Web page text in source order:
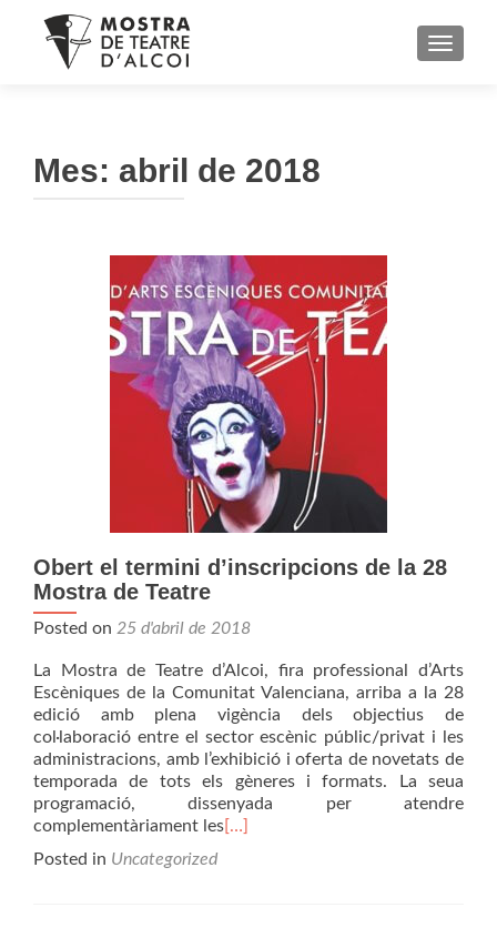
Mes: abril de 2018
Obert el termini d’inscripcions de la 28
Mostra de Teatre
Posted on 25 d'abril de 2018
La Mostra de Teatre d’Alcoi, fira professional d’Arts
Escèniques de la Comunitat Valenciana, arriba a la 28
edició amb plena vigència dels objectius de
col·laboració entre el sector escènic públic/privat i les
administracions, amb l’exhibició i oferta de novetats de
temporada de tots els gèneres i formats. La seua
programació, dissenyada per atendre
complementàriament les […]
Posted in Uncategorized